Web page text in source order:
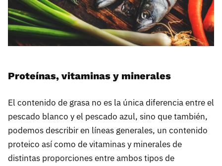
Proteínas, vitaminas y minerales
El contenido de grasa no es la única diferencia entre el
pescado blanco y el pescado azul, sino que también,
podemos describir en líneas generales, un contenido
proteico así como de vitaminas y minerales de
distintas proporciones entre ambos tipos de